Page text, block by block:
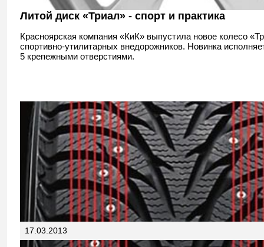
Литой диск «Триал» - спорт и практика
Красноярская компания «КиК» выпустила новое колесо
спортивно-утилитарных внедорожников. Новинка
5 крепежными отверстиями.
17.03.2013